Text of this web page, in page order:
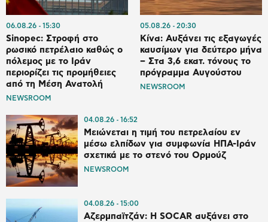
06.08.26 15:30
Sinopec: Στροφή στο
ρωσικό πετρέλαιο καθώς ο
πόλεμος με το Ιράν
περιορίζει τις προμήθειες
από τη Μέση Ανατολή
NEWSROOM
05.08.26 20:30
Κίνα: Αυξάνει τις εξαγωγές
καυσίμων για δεύτερο μήνα
– Στα 3,6 εκατ. τόνους το
πρόγραμμα Αυγούστου
NEWSROOM
04.08.26 16:52
Μειώνεται η τιμή του πετρελαίου εν
μέσω ελπίδων για συμφωνία ΗΠΑ-Ιράν
σχετικά με το στενό του Ορμούζ
NEWSROOM
04.08.26 15:00
Αζερμπαϊτζάν: Η SOCAR αυξάνει στο